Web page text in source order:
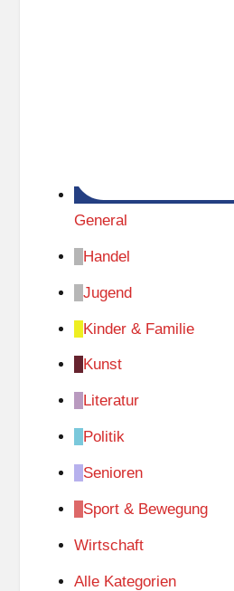
General
Handel
Jugend
Kinder & Familie
Kunst
Literatur
Politik
Senioren
Sport & Bewegung
Wirtschaft
Alle Kategorien